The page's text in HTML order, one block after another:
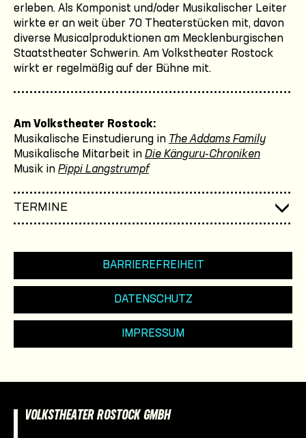
erleben. Als Komponist und/oder Musikalischer Leiter
wirkte er an weit über 70 Theaterstücken mit, davon
diverse Musicalproduktionen am Mecklenburgischen
Staatstheater Schwerin. Am Volkstheater Rostock
wirkt er regelmäßig auf der Bühne mit.
Am Volkstheater Rostock:
Musikalische Einstudierung in The Addams Family
Musikalische Mitarbeit in Die Känguru-Chroniken
Musik in Pippi Langstrumpf
TERMINE
BARRIEREFREIHEIT
DATENSCHUTZ
IMPRESSUM
VOLKSTHEATER ROSTOCK GMBH